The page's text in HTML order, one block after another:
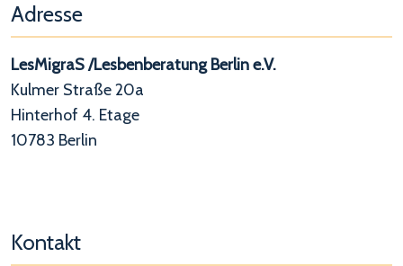
Adresse
LesMigraS /Lesbenberatung Berlin e.V.
Kulmer Straße 20a
Hinterhof 4. Etage
10783 Berlin
Kontakt